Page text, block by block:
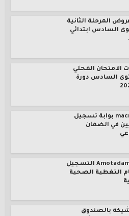
المرحلة الثانية
السادس ابتدائي
الامتحان المحلي
السادس دورة
macnss.ma بوابة تسجيل
في الضمان
Amotadamon.ma التسجيل
التغطية الصحية
بالصندوق